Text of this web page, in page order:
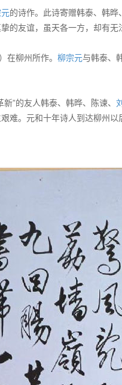
的诗作。此诗寄赠韩泰、韩晔
的友谊，虽天各一方，却有无
在柳州所作。 柳宗元与韩泰、
”的友人韩泰、韩晔、陈谏、
难。元和十年诗人到达柳州